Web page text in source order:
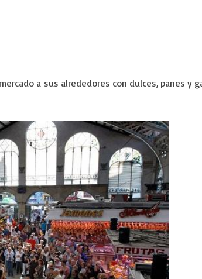
a sus alrededores con dulces, panes y